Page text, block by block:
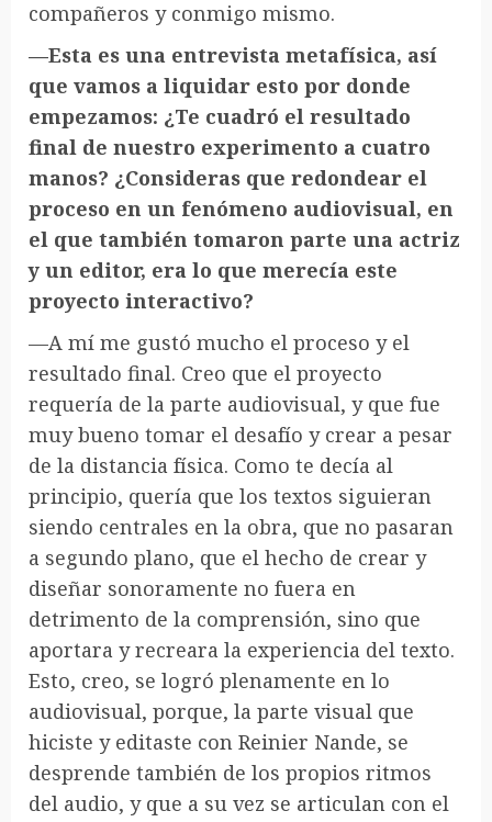
compañeros y conmigo mismo.
—Esta es una entrevista metafísica, así
que vamos a liquidar esto por donde
empezamos: ¿Te cuadró el resultado
final de nuestro experimento a cuatro
manos? ¿Consideras que redondear el
proceso en un fenómeno audiovisual, en
el que también tomaron parte una actriz
y un editor, era lo que merecía este
proyecto interactivo?
—A mí me gustó mucho el proceso y el
resultado final. Creo que el proyecto
requería de la parte audiovisual, y que fue
muy bueno tomar el desafío y crear a pesar
de la distancia física. Como te decía al
principio, quería que los textos siguieran
siendo centrales en la obra, que no pasaran
a segundo plano, que el hecho de crear y
diseñar sonoramente no fuera en
detrimento de la comprensión, sino que
aportara y recreara la experiencia del texto.
Esto, creo, se logró plenamente en lo
audiovisual, porque, la parte visual que
hiciste y editaste con Reinier Nande, se
desprende también de los propios ritmos
del audio, y que a su vez se articulan con el